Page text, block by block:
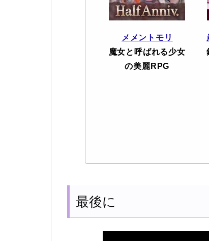
メメントモリ
魔女と呼ばれる少女
の美麗RPG
最後に